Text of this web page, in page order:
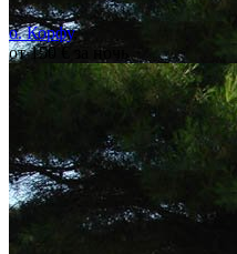
о. Корфу,
от 150 € за ночь